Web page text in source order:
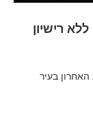
רישיון
בעיר